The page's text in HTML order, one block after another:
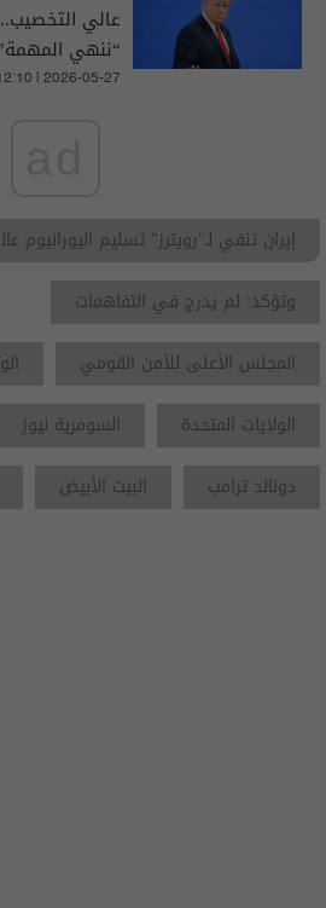
عالي
“ننهي
| 2026-05-27
إيران تنفي لـ"رويترز" تسليم اليورانيوم
وتؤكد: لم يدرج في التفاهمات
المجلس الأعلى للأمن القومي
الولايات المتحدة
السومرية نيوز
دونالد ترامب
البيت الأبيض